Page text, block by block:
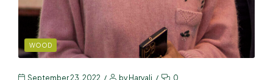
WOOD
September 23, 2022 by Haryali 0